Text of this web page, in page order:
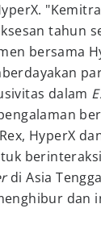
tahun
bersama
dalam
HyperX
di Asia
dan